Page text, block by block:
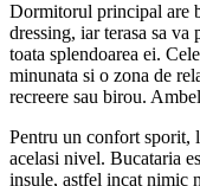
Dormitorul principal are
dressing, iar terasa sa
toata splendoarea ei.
minunata si o zona de
recreere sau birou.
Pentru un confort sporit,
acelasi nivel. Bucataria
insule, astfel incat nimic